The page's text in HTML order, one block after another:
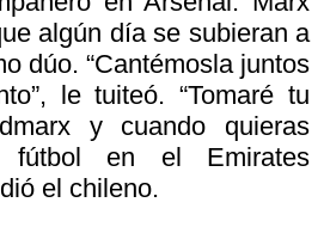
algún día se subieran a
dúo. “Cantémosla juntos
le tuiteó. “Tomaré tu
y cuando quieras
fútbol en el Emirates
el chileno.